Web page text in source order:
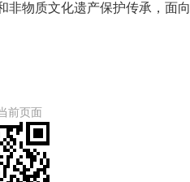
非物质文化遗产保护传承，面向
前页面